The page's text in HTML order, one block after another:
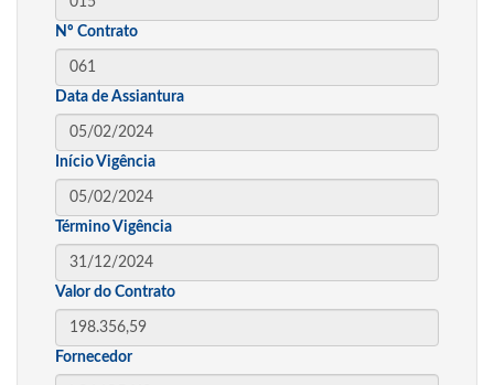
Nº Contrato
Data de Assiantura
Início Vigência
Término Vigência
Valor do Contrato
Fornecedor